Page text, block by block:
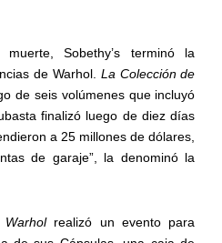
Sobethy’s terminó la
de Warhol. La Colección de
de seis volúmenes que incluyó
finalizó luego de diez días
a 25 millones de dólares,
de garaje”, la denominó la
Warhol realizó un evento para